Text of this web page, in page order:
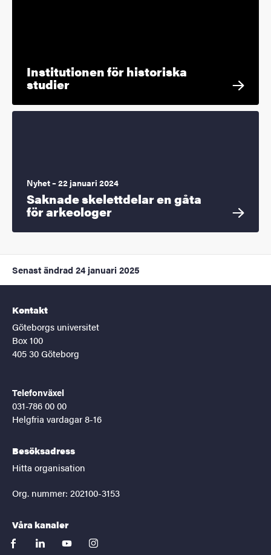
Institutionen för historiska
studier
Nyhet – 22 januari 2024
Saknade skelettdelar en gåta
för arkeologer
Senast ändrad 24 januari 2025
Kontakt
Göteborgs universitet
Box 100
405 30 Göteborg
Telefonväxel
031-786 00 00
Helgfria vardagar 8-16
Besöksadress
Hitta organisation
Org. nummer: 202100-3153
Våra kanaler
facebooklinkedinyoutubeinstagram